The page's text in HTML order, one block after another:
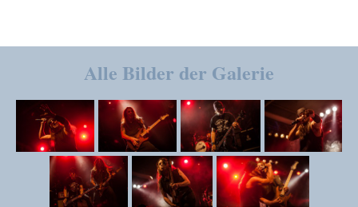
Alle Bilder der Galerie